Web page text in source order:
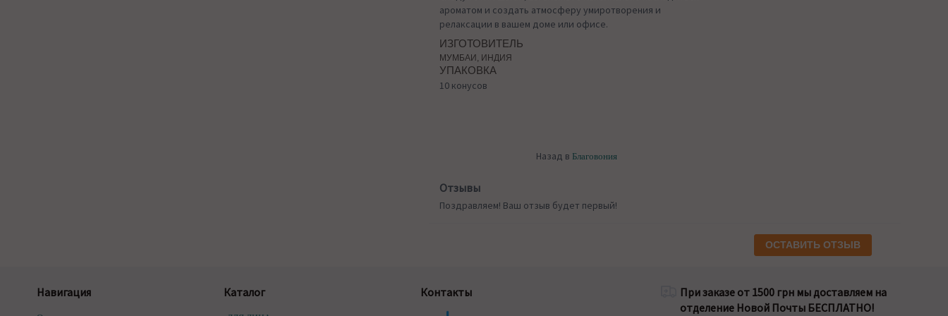
ароматом и создать атмосферу умиротворения и
релаксации в вашем доме или офисе.
ИЗГОТОВИТЕЛЬ
МУМБАИ, ИНДИЯ
УПАКОВКА
10 конусов
Назад в Благовония
Отзывы
Поздравляем! Ваш отзыв будет первый!
ОСТАВИТЬ ОТЗЫВ
Навигация Каталог Контакты
При заказе от 1500 грн мы доставляем на
отделение Новой Почты БЕСПЛАТНО!